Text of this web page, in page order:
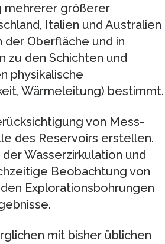
mehrerer größerer
Italien und Australien
Oberfläche und in
zu den Schichten und
physikalische
Wärmeleitung) bestimmt.
von Mess-
des Reservoirs erstellen.
Wasserzirkulation und
Beobachtung von
Explorationsbohrungen
mit bisher üblichen